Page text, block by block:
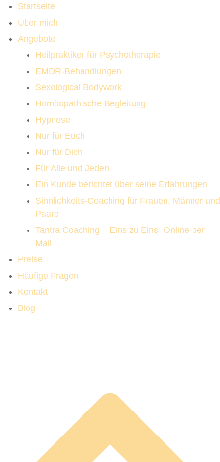
Startseite
Über mich
Angebote
Heilpraktiker für Psychotherapie
EMDR-Behandlungen
Sexological Bodywork
Homöopathische Begleitung
Hypnose
Nur für Euch
Nur für Dich
Für Alle und Jeden
Ein Kunde berichtet über seine Erfahrungen
Sinnlichkeits-Coaching für Frauen, Männer und
Paare
Tantra Coaching – Eins zu Eins- Online-per
Mail
Preise
Häufige Fragen
Kontakt
Blog